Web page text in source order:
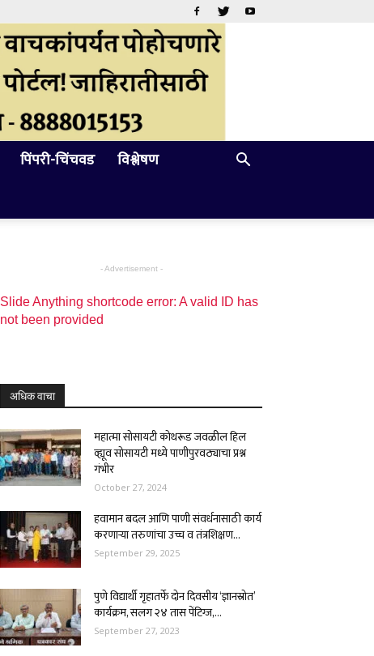
पिंपरी-चिंचवड
विश्लेषण
- Advertisement -
Slide Anything shortcode error: A valid ID has
not been provided
अधिक वाचा
महात्मा सोसायटी कोथरूड जवळील हिल
व्ह्यूव सोसायटी मध्ये पाणीपुरवठ्याचा प्रश्न
गंभीर
October 27, 2024
हवामान बदल आणि पाणी संवर्धनासाठी कार्य
करणाऱ्या तरुणांचा उच्च व तंत्रशिक्षण...
September 29, 2025
पुणे विद्यार्थी गृहातर्फे दोन दिवसीय ‘ज्ञानस्रोत’
कार्यक्रम, सलग २४ तास पेंटिग्ज,...
September 27, 2023